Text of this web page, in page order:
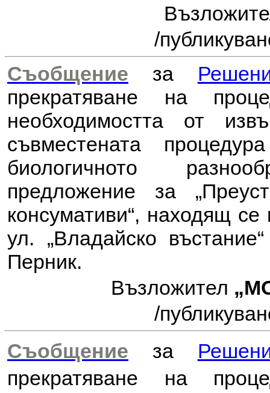
/
Съобщение за
прекратяване на
необходимостта от
съвместената
биологичното
предложение за
консумативи“, находящ
ул. „Владайско
Перник.
Възложител
/
Съобщение за
прекратяване на